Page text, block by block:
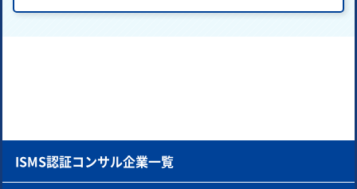
ISMS認証コンサル企業一覧